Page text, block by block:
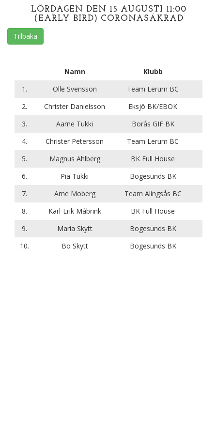
LÖRDAGEN DEN 15 AUGUSTI 11:00
(EARLY BIRD) CORONASÄKRAD
Tillbaka
Namn
Klubb
1.
Olle Svensson
Team Lerum BC
2.
Christer Danielsson
Eksjö BK/EBOK
3.
Aarne Tukki
Borås GIF BK
4.
Christer Petersson
Team Lerum BC
5.
Magnus Ahlberg
BK Full House
6.
Pia Tukki
Bogesunds BK
7.
Arne Moberg
Team Alingsås BC
8.
Karl-Erik Måbrink
BK Full House
9.
Maria Skytt
Bogesunds BK
10.
Bo Skytt Bogesunds BK